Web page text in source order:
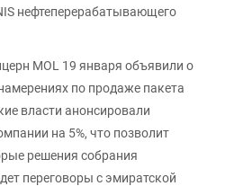
нефтеперерабатывающего
MOL 19 января объявили о
по продаже пакета
власти анонсировали
на 5%, что позволит
решения собрания
переговоры с эмиратской